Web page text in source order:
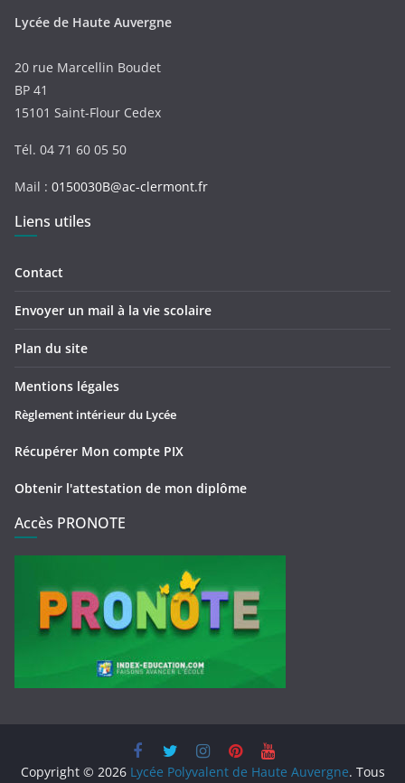
Lycée de Haute Auvergne
20 rue Marcellin Boudet
BP 41
15101 Saint-Flour Cedex
Tél. 04 71 60 05 50
Mail : 0150030B@ac-clermont.fr
Liens utiles
Contact
Envoyer un mail à la vie scolaire
Plan du site
Mentions légales
Règlement intérieur du Lycée
Récupérer Mon compte PIX
Obtenir l'attestation de mon diplôme
Accès PRONOTE
Copyright © 2026 Lycée Polyvalent de Haute Auvergne. Tous